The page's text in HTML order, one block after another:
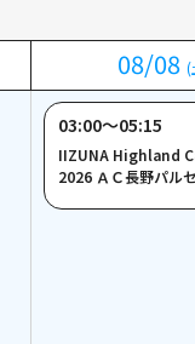
08/08 (
08/08 (
03:00〜05:15
IIZUNA Highland
2026 ＡＣ長野パル